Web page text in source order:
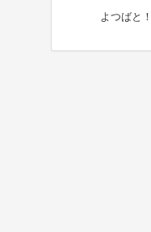
よつばと！